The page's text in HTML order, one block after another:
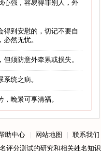
心强，容易得罪别人，外
得到安慰的，切记不要自
必然无忧。
但须防意外牵累或损失。
系统之病。
，晚景可享清福。
助中心 网站地图
联系我们
评分测试的研究和相关姓名知识